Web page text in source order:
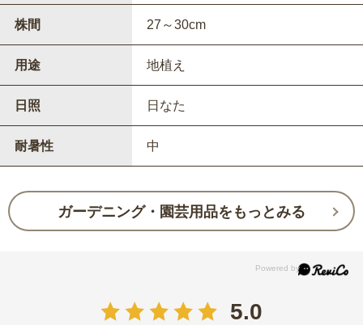
株間 27～30cm
用途 地植え
日照 日なた
耐暑性 中
ガーデニング・園芸用品をもっとみる
5.0